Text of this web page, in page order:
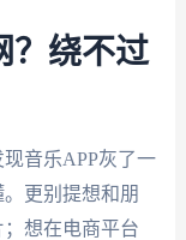
？绕不过
音乐APP灰了一
更别提想和朋
想在电商平台